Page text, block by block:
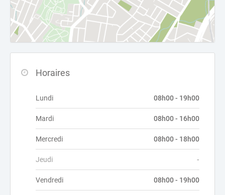
Horaires
Lundi 08h00 - 19h00
Mardi 08h00 - 16h00
Mercredi 08h00 - 18h00
Jeudi -
Vendredi 08h00 - 19h00